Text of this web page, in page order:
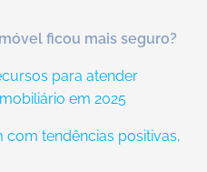
ficou mais seguro?
para atender
em 2025
tendências positivas,